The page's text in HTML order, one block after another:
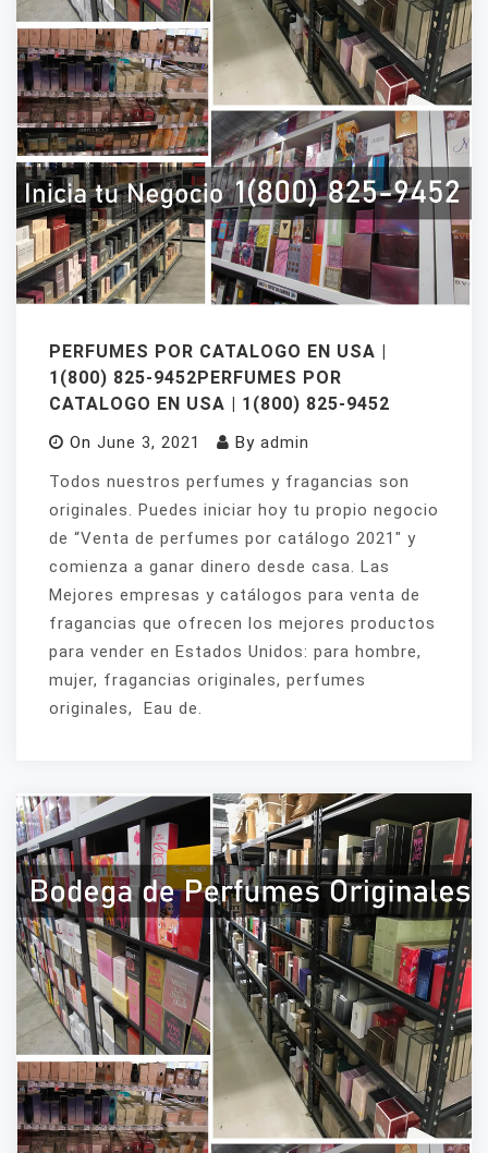
PERFUMES POR CATALOGO EN USA |
1(800) 825-9452PERFUMES POR
CATALOGO EN USA | 1(800) 825-9452
On June 3, 2021 By admin
Todos nuestros perfumes y fragancias son
originales. Puedes iniciar hoy tu propio negocio
de “Venta de perfumes por catálogo 2021″ y
comienza a ganar dinero desde casa. Las
Mejores empresas y catálogos para venta de
fragancias que ofrecen los mejores productos
para vender en Estados Unidos: para hombre,
mujer, fragancias originales, perfumes
originales, Eau de.